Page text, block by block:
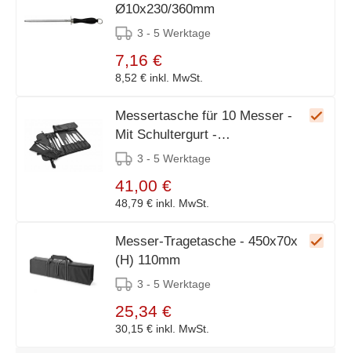
Ø10x230/360mm
3 - 5 Werktage
7,16 €
8,52 € inkl. MwSt.
Messertasche für 10 Messer -
Mit Schultergurt -
510x170x(t)50mm
3 - 5 Werktage
41,00 €
48,79 € inkl. MwSt.
Messer-Tragetasche - 450x70x
(H) 110mm
3 - 5 Werktage
25,34 €
30,15 € inkl. MwSt.